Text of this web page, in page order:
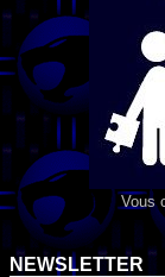
Vous
NEWSLETTER